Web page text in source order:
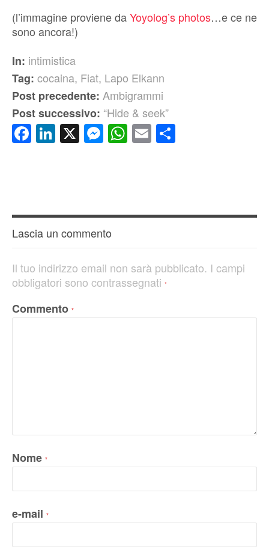
(l’immagine proviene daYoyolog’s photos…e ce ne
sono ancora!)
In: intimistica
Tag: cocaina, Fiat, Lapo Elkann
Post precedente: Ambigrammi
Post successivo: “Hide & seek”
Facebook
LinkedIn
X Messenger
WhatsApp
Email
Lascia un commento
Il tuo indirizzo email non sarà pubblicato. I campi
obbligatori sono contrassegnati *
Commento *
Nome *
e-mail *